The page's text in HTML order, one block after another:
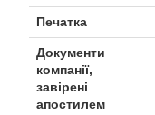
Печатка
Документи
компанії,
завірені
апостилем